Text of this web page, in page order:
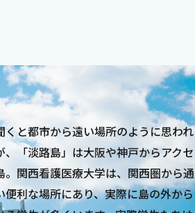
くと都市から遠い場所のように思われ
、「淡路島」は大阪や神戸からアクセ
。関西看護医療大学は、関西圏から通
便利な場所にあり、実際に島の外から